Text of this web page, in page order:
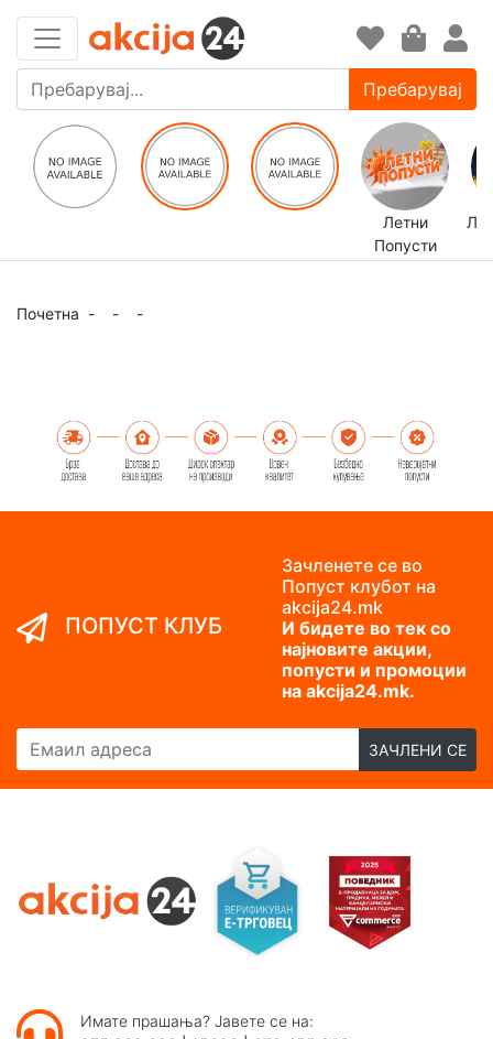
Пребарувај
Летни
Попусти
Почетна - - -
ПОПУСТ КЛУБ
Зачленете се во
Попуст клубот на
akcija24.mk
И бидете во тек со
најновите акции,
попусти и промоции
на akcija24.mk.
Емаил адреса
ЗАЧЛЕНИ СЕ
Имате прашања? Јавете се на: